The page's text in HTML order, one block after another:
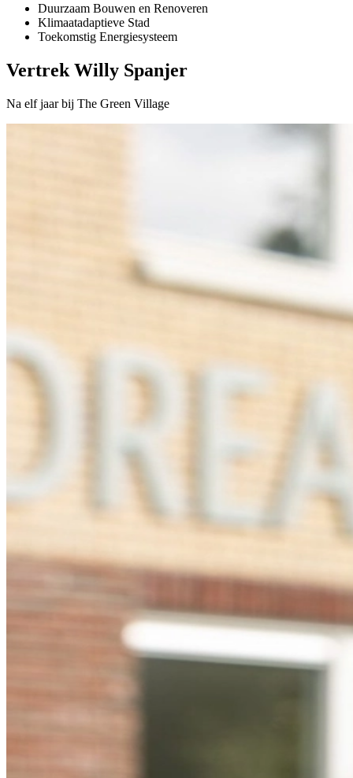
Duurzaam Bouwen en Renoveren
Klimaatadaptieve Stad
Toekomstig Energiesysteem
Vertrek Willy Spanjer
Na elf jaar bij The Green Village